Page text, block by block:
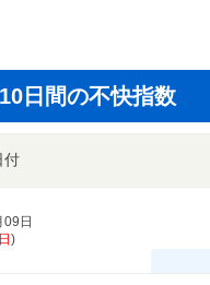
日間の不快指数
付
09日
日 )